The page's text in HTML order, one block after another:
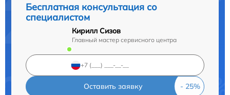
Бесплатная консультация со
специалистом
Кирилл Сизов
Главный мастер сервисного центра
Оставить заявку